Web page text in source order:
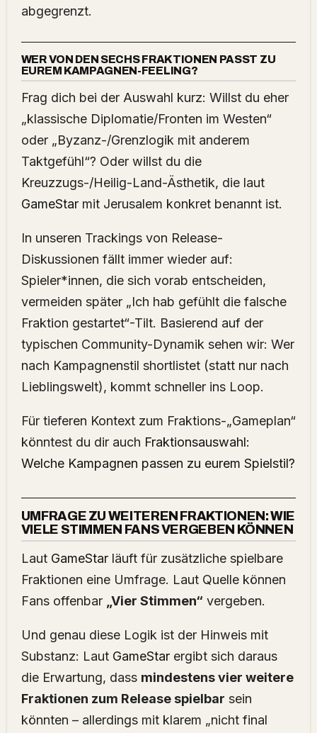
abgegrenzt.
WER VON DEN SECHS FRAKTIONEN PASST ZU
EUREM KAMPAGNEN-FEELING?
Frag dich bei der Auswahl kurz: Willst du eher
„klassische Diplomatie/Fronten im Westen“
oder „Byzanz-/Grenzlogik mit anderem
Taktgefühl“? Oder willst du die
Kreuzzugs-/Heilig-Land-Ästhetik, die laut
GameStarmit Jerusalem konkret benannt ist.
In unseren Trackings von Release-
Diskussionen fällt immer wieder auf:
Spieler*innen, die sich vorab entscheiden,
vermeiden später „Ich hab gefühlt die falsche
Fraktion gestartet“-Tilt. Basierend auf der
typischen Community-Dynamik sehen wir: Wer
nach Kampagnenstil shortlistet (statt nur nach
Lieblingswelt), kommt schneller ins Loop.
Für tieferen Kontext zum Fraktions-„Gameplan“
könntest du dir auch Fraktionsauswahl:
Welche Kampagnen passen zu eurem Spielstil?
UMFRAGE ZU WEITEREN FRAKTIONEN: WIE
VIELE STIMMEN FANS VERGEBEN KÖNNEN
Laut GameStarläuft für zusätzliche spielbare
Fraktionen eine Umfrage. Laut Quelle können
Fans offenbar „Vier Stimmen“ vergeben.
Und genau diese Logik ist der Hinweis mit
Substanz: Laut GameStarergibt sich daraus
die Erwartung, dass mindestens vier weitere
Fraktionen zum Release spielbar sein
könnten – allerdings mit klarem „nicht final